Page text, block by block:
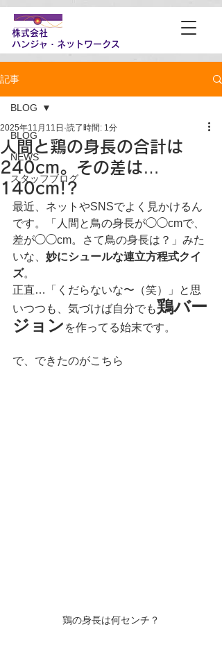
株式会社
​ハンジャ・ネットワークス
記事
BLOG
NEWS
スタッフブログ
BLOG
人間と鶏の身長の合計は
240cm。その差は…
140cm!?
2025年11月11日 読了時間: 1分
最近、ネットやSNSでよく見かけるん
です。「人間と鳥の身長が◯◯cmで、
差が◯◯cm。さて鳥の身長は？」みた
いな、 妙にシュールな連立方程式クイ
ズ。
正直…「くだらないな〜（笑）」と思
いつつも、気づけば自分でも鶏バー
ジョン を作ってる始末です。
で、できたのがこちら
鶏の身長は何センチ？